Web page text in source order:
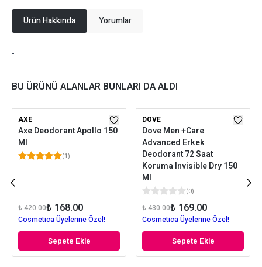
Ürün Hakkında Yorumlar
-
BU ÜRÜNÜ ALANLAR BUNLARI DA ALDI
AXE
Axe Deodorant Apollo 150
Ml
(1)
₺ 420.00₺ 168.00
Cosmetica Üyelerine Özel!
Sepete Ekle
DOVE
Dove Men +Care
Advanced Erkek
Deodorant 72 Saat
Koruma Invisible Dry 150
Ml
(0)
₺ 430.00₺ 169.00
Cosmetica Üyelerine Özel!
Sepete Ekle